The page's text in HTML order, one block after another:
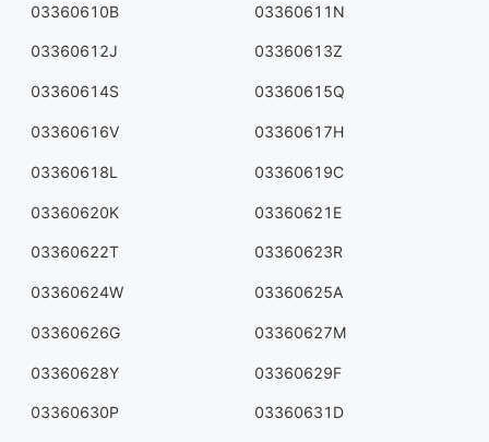
03360610B 03360611N
03360612J 03360613Z
03360614S 03360615Q
03360616V 03360617H
03360618L 03360619C
03360620K 03360621E
03360622T 03360623R
03360624W 03360625A
03360626G 03360627M
03360628Y 03360629F
03360630P 03360631D